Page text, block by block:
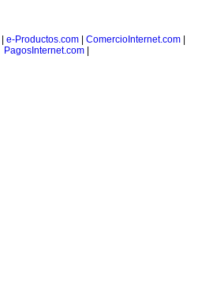
e-Productos.com ComercioInternet.com
PagosInternet.com